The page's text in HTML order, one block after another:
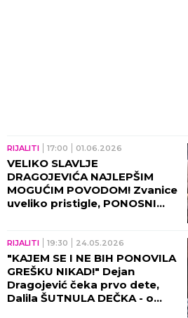
RIJALITI 17:00 01.06.2026
VELIKO SLAVLJE
DRAGOJEVIĆA NAJLEPŠIM
MOGUĆIM POVODOM! Zvanice
uveliko pristigle, PONOSNI
RIJALITI 19:30 24.05.2026
"KAJEM SE I NE BIH PONOVILA
GREŠKU NIKAD!" Dejan
Dragojević čeka prvo dete,
Dalila ŠUTNULA DEČKA - o